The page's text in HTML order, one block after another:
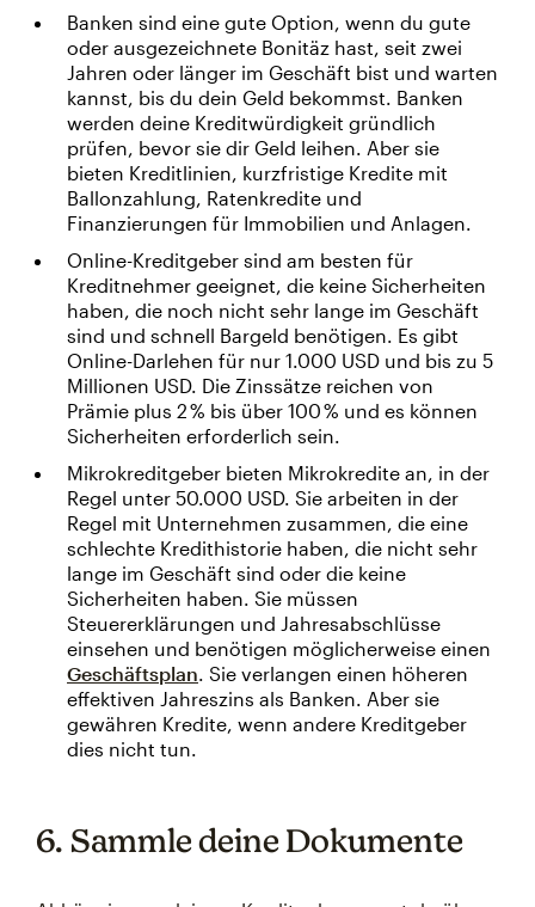
Banken sind eine gute Option, wenn du gute
oder ausgezeichnete Bonitäz hast, seit zwei
Jahren oder länger im Geschäft bist und warten
kannst, bis du dein Geld bekommst. Banken
werden deine Kreditwürdigkeit gründlich
prüfen, bevor sie dir Geld leihen. Aber sie
bieten Kreditlinien, kurzfristige Kredite mit
Ballonzahlung, Ratenkredite und
Finanzierungen für Immobilien und Anlagen.
Online-Kreditgeber sind am besten für
Kreditnehmer geeignet, die keine Sicherheiten
haben, die noch nicht sehr lange im Geschäft
sind und schnell Bargeld benötigen. Es gibt
Online-Darlehen für nur 1.000 USD und bis zu 5
Millionen USD. Die Zinssätze reichen von
Prämie plus 2 % bis über 100 % und es können
Sicherheiten erforderlich sein.
Mikrokreditgeber bieten Mikrokredite an, in der
Regel unter 50.000 USD. Sie arbeiten in der
Regel mit Unternehmen zusammen, die eine
schlechte Kredithistorie haben, die nicht sehr
lange im Geschäft sind oder die keine
Sicherheiten haben. Sie müssen
Steuererklärungen und Jahresabschlüsse
einsehen und benötigen möglicherweise einen
Geschäftsplan. Sie verlangen einen höheren
effektiven Jahreszins als Banken. Aber sie
gewähren Kredite, wenn andere Kreditgeber
dies nicht tun.
6. Sammle deine Dokumente